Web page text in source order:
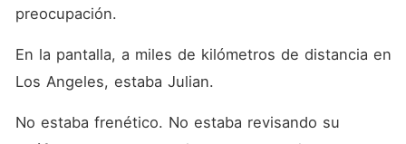
preocupación.
En la pantalla, a miles de kilómetros de distancia en
Los Angeles, estaba Julian.
No estaba frenético. No estaba revisando su